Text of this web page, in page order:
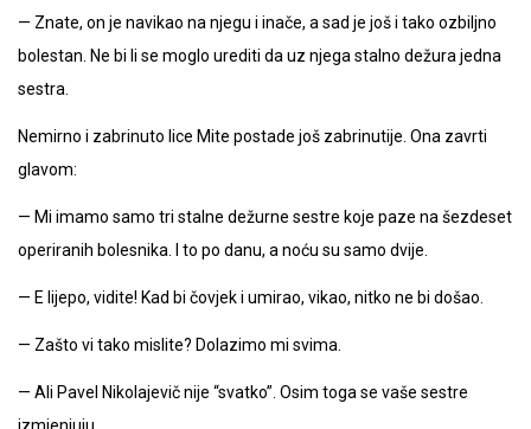
— Znate, on je navikao na njegu i inače, a sad je još i tako ozbiljno
bolestan. Ne bi li se moglo urediti da uz njega stalno dežura jedna
sestra.
Nemirno i zabrinuto lice Mite postade još zabrinutije. Ona zavrti
glavom:
— Mi imamo samo tri stalne dežurne sestre koje paze na šezdeset
operiranih bolesnika. I to po danu, a noću su samo dvije.
— E lijepo, vidite! Kad bi čovjek i umirao, vikao, nitko ne bi došao.
— Zašto vi tako mislite? Dolazimo mi svima.
— Ali Pavel Nikolajevič nije “svatko”. Osim toga se vaše sestre